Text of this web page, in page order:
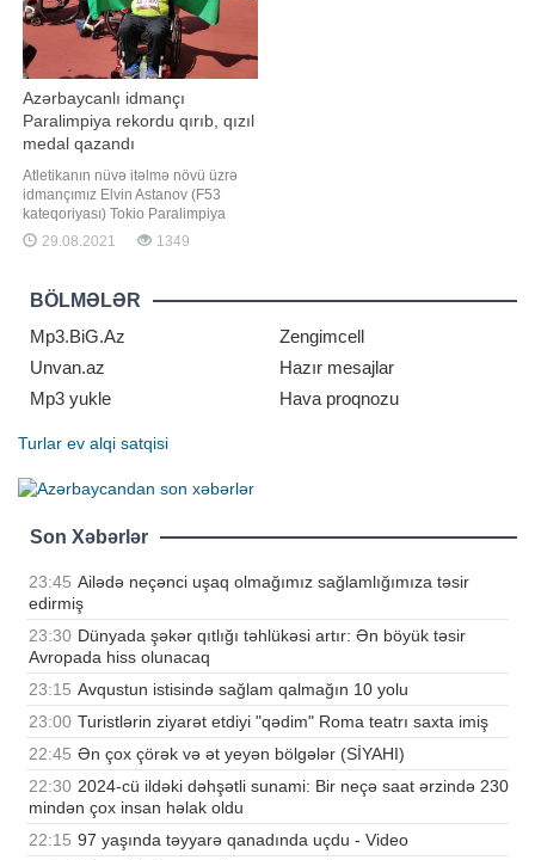
Azərbaycanlı idmançı
Paralimpiya rekordu qırıb, qızıl
medal qazandı
Atletikanın nüvə itəlmə növü üzrə
idmançımız Elvin Astanov (F53
kateqoriyası) Tokio Paralimpiya
Oyunlarında Azərbaycana
səkkizinci qızıl medalı qazandırıb.
Paralimpiya rekordunu yeniləyib və
yarışların qızıl medalını qazanıb.
Qeyd edək ki, bu nəticə ilə
Azərbaycan meda
29.08.2021 1349
BÖLMƏLƏR
Mp3.BiG.Az
Zengimcell
Unvan.az
Hazır mesajlar
Mp3 yukle
Hava proqnozu
Turlar ev alqi satqisi
Son Xəbərlər
23:45 Ailədə neçənci uşaq olmağımız sağlamlığımıza təsir
edirmiş
23:30 Dünyada şəkər qıtlığı təhlükəsi artır: Ən böyük təsir
Avropada hiss olunacaq
23:15 Avqustun istisində sağlam qalmağın 10 yolu
23:00 Turistlərin ziyarət etdiyi "qədim" Roma teatrı saxta imiş
22:45 Ən çox çörək və ət yeyən bölgələr (SİYAHI)
22:30 2024-cü ildəki dəhşətli sunami: Bir neçə saat ərzində 230
mindən çox insan həlak oldu
22:15 97 yaşında təyyarə qanadında uçdu - Video